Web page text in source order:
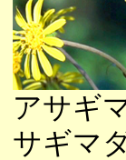
アサギ
サギマ